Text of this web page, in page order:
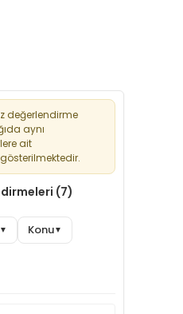
değerlendirme
aynı
ait
(7)
▼ Konu▼